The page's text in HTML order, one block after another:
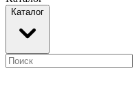
Каталог